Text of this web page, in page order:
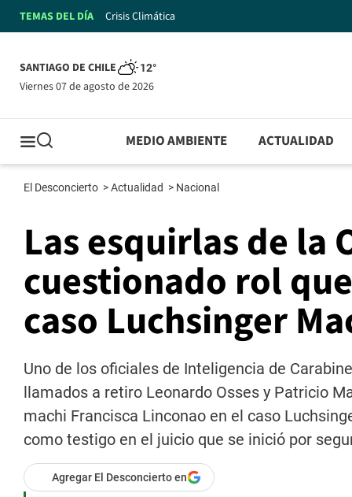
TEMAS DEL DÍA Crisis Climática
SANTIAGO DE CHILE 12°
viernes 07 de agosto de 2026
MEDIO AMBIENTE ACTUALIDAD
El Desconcierto >Actualidad > Nacional
Las esquirlas de la
cuestionado rol
caso Luchsinger
Uno de los oficiales de Inteligencia de
llamados a retiro Leonardo Osses y Patricio
machi Francisca Linconao en el caso
como testigo en el juicio que se inició por
Agregar El Desconcierto en